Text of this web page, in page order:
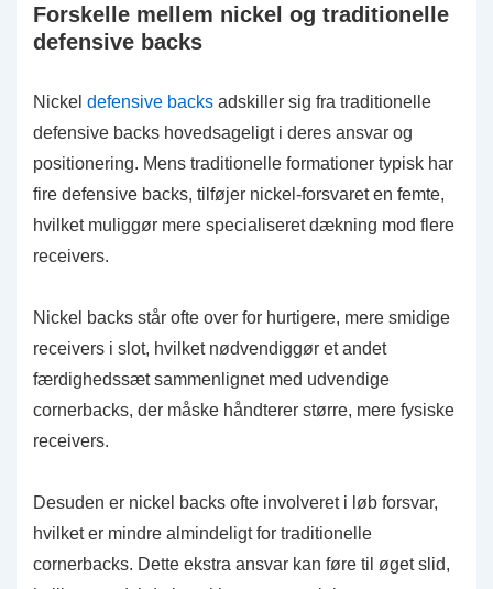
Forskelle mellem nickel og traditionelle
defensive backs
Nickel defensive backs adskiller sig fra traditionelle
defensive backs hovedsageligt i deres ansvar og
positionering. Mens traditionelle formationer typisk har
fire defensive backs, tilføjer nickel-forsvaret en femte,
hvilket muliggør mere specialiseret dækning mod flere
receivers.
Nickel backs står ofte over for hurtigere, mere smidige
receivers i slot, hvilket nødvendiggør et andet
færdighedssæt sammenlignet med udvendige
cornerbacks, der måske håndterer større, mere fysiske
receivers.
Desuden er nickel backs ofte involveret i løb forsvar,
hvilket er mindre almindeligt for traditionelle
cornerbacks. Dette ekstra ansvar kan føre til øget slid,